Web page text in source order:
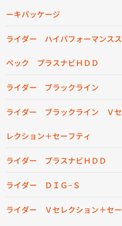
ーキパッケージ
ライダー ハイパフォーマンスス
ペック プラスナビＨＤＤ
ライダー ブラックライン
ライダー ブラックライン Ｖセ
レクション＋セーフティ
ライダー プラスナビＨＤＤ
ライダー ＤＩＧ−Ｓ
ライダー Ｖセレクション＋セー